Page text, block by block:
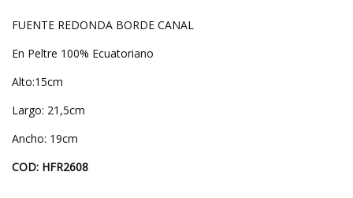
FUENTE REDONDA BORDE CANAL
En Peltre 100% Ecuatoriano
Alto:15cm
Largo: 21,5cm
Ancho: 19cm
COD: HFR2608